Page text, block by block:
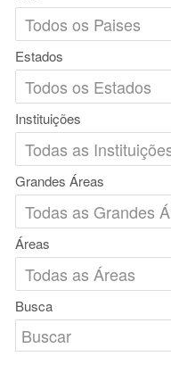
Estados
Instituições
Grandes Áreas
Áreas
Busca